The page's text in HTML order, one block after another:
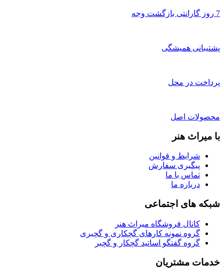
7 روز گارانتی بازگشت وجه
پشتیبانی همیشگی
پرداخت در محل
محصولات اصل
با میراث هنر
شرایط و قوانین
پیگیری سفارش
تماس با ما
درباره ما
شبکه های اجتماعی
کانال فروشگاه میراث هنر
گروه نمونه کارهای گچکاری و گچبری
گروه گفتگو اساتید گچکار و گچبر
خدمات مشتریان